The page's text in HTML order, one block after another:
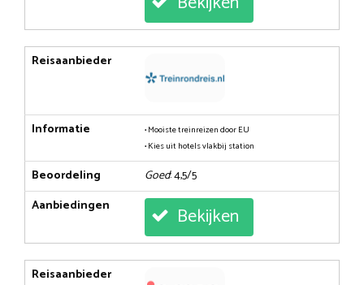
Reisaanbieder
Informatie
• Mooiste treinreizen door EU
• Kies uit hotels vlakbij station
Beoordeling Goed: 4,5/5
Aanbiedingen
Bekijken
Reisaanbieder